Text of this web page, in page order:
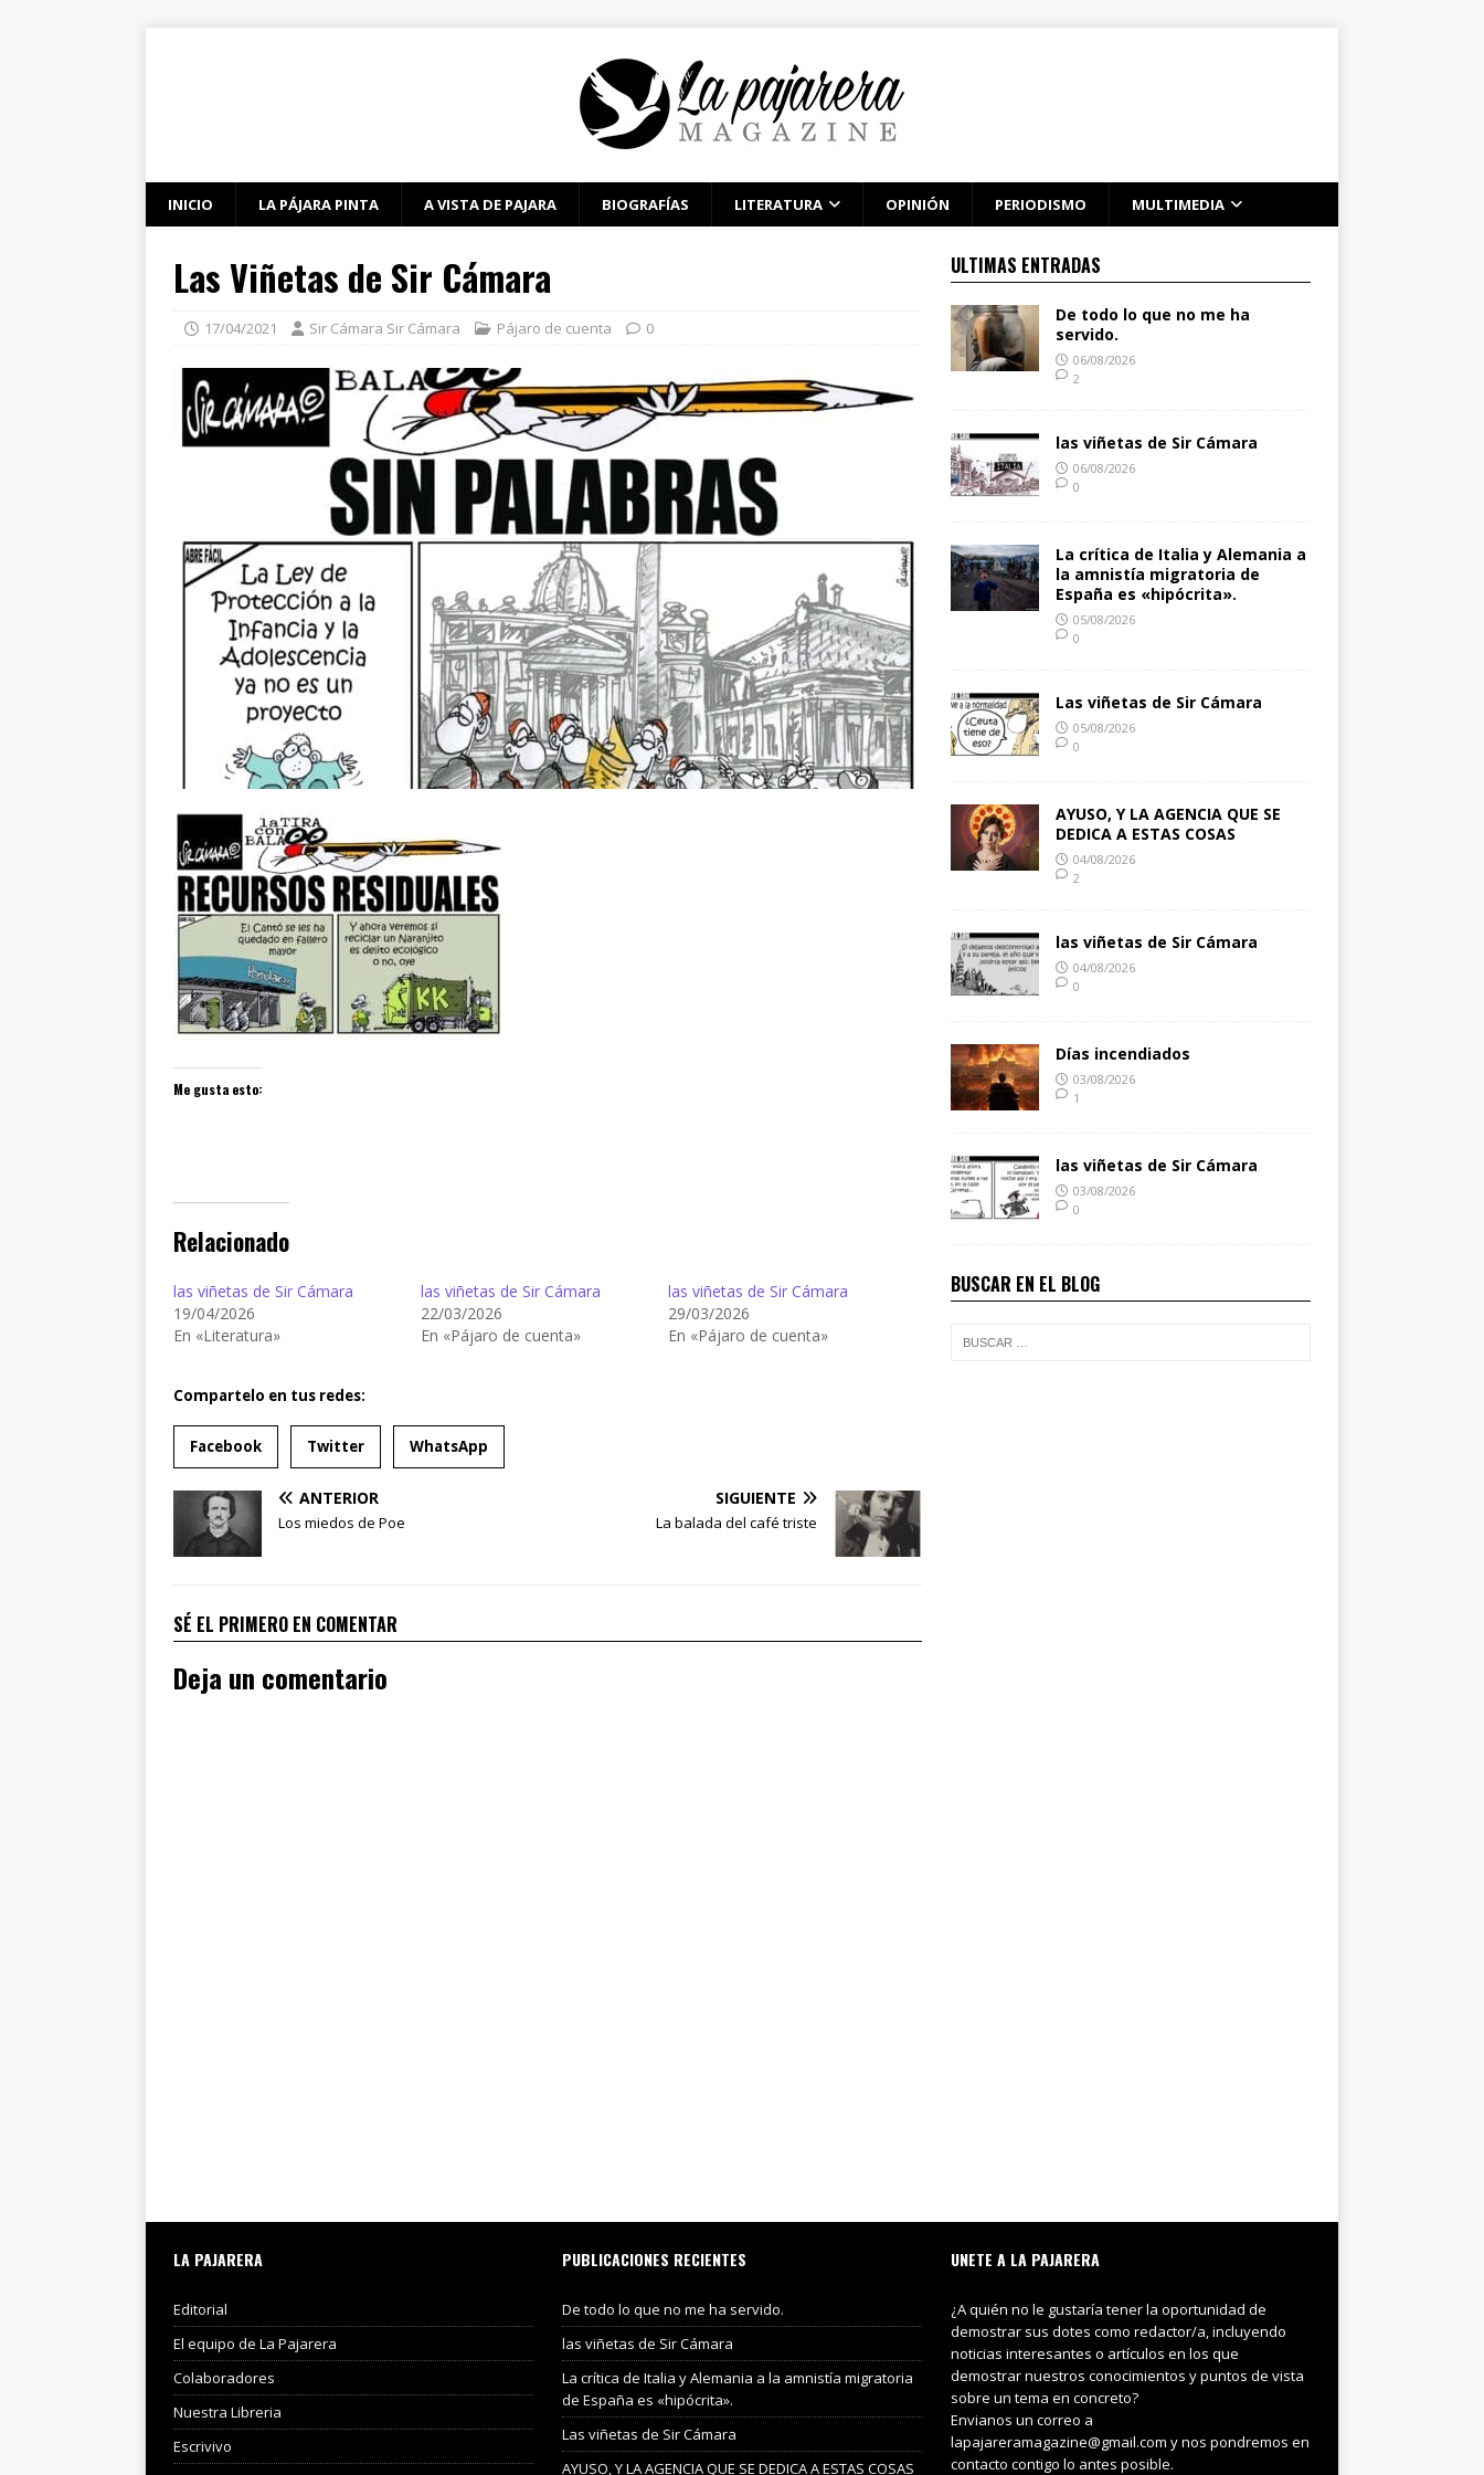
INICIO LA PÁJARA PINTA A VISTA DE PAJARA BIOGRAFÍAS LITERATURA OPINIÓN PERIODISMO MULTIMEDIA
Las Viñetas de Sir Cámara
17/04/2021 Sir Cámara Sir Cámara Pájaro de cuenta 0
Me gusta esto:
Relacionado
las viñetas de Sir Cámara
19/04/2026
En «Literatura»
las viñetas de Sir Cámara
22/03/2026
En «Pájaro de cuenta»
las viñetas de Sir Cámara
29/03/2026
En «Pájaro de cuenta»
Compartelo en tus redes:
Facebook Twitter WhatsApp
ANTERIOR
Los miedos de Poe
SIGUIENTE
La balada del café triste
SÉ EL PRIMERO EN COMENTAR
Deja un comentario
ULTIMAS ENTRADAS
De todo lo que no me ha
servido.
06/08/2026
2
las viñetas de Sir Cámara
06/08/2026
0
La crítica de Italia y Alemania a
la amnistía migratoria de
España es «hipócrita».
05/08/2026
0
Las viñetas de Sir Cámara
05/08/2026
0
AYUSO, Y LA AGENCIA QUE SE
DEDICA A ESTAS COSAS
04/08/2026
2
las viñetas de Sir Cámara
04/08/2026
0
Días incendiados
03/08/2026
1
las viñetas de Sir Cámara
03/08/2026
0
BUSCAR EN EL BLOG
LA PAJARERA
Editorial
El equipo de La Pajarera
Colaboradores
Nuestra Libreria
Escrivivo
PUBLICACIONES RECIENTES
De todo lo que no me ha servido.
las viñetas de Sir Cámara
La crítica de Italia y Alemania a la amnistía migratoria
de España es «hipócrita».
Las viñetas de Sir Cámara
AYUSO, Y LA AGENCIA QUE SE DEDICA A ESTAS COSAS
UNETE A LA PAJARERA
¿A quién no le gustaría tener la oportunidad de
demostrar sus dotes como redactor/a, incluyendo
noticias interesantes o artículos en los que
demostrar nuestros conocimientos y puntos de vista
sobre un tema en concreto?
Envianos un correo a
lapajareramagazine@gmail.com y nos pondremos en
contacto contigo lo antes posible.